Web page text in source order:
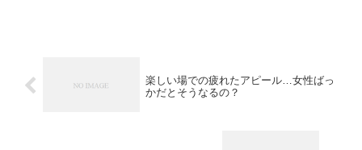
楽しい場での疲れたアピール…女性ばっ
かだとそうなるの？